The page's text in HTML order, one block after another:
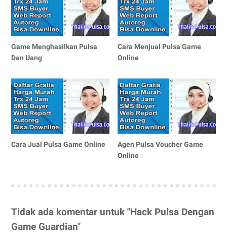
Game Menghasilkan Pulsa
Dan Uang
Cara Menjual Pulsa Game
Online
Cara Jual Pulsa Game Online
Agen Pulsa Voucher Game
Online
Tidak ada komentar untuk "Hack Pulsa Dengan
Game Guardian"